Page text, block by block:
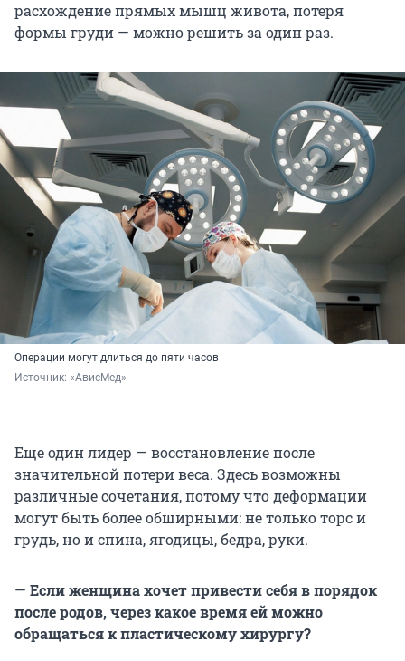
расхождение прямых мышц живота, потеря
формы груди — можно решить за один раз.
Операции могут длиться до пяти часов
Источник: «АвисМед»
Еще один лидер — восстановление после
значительной потери веса. Здесь возможны
различные сочетания, потому что деформации
могут быть более обширными: не только торс и
грудь, но и спина, ягодицы, бедра, руки.
— Если женщина хочет привести себя в порядок
после родов, через какое время ей можно
обращаться к пластическому хирургу?